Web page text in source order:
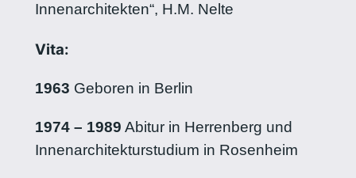
Innenarchitekten“, H.M. Nelte
Vita:
1963 Geboren in Berlin
1974 – 1989 Abitur in Herrenberg und
Innenarchitekturstudium in Rosenheim